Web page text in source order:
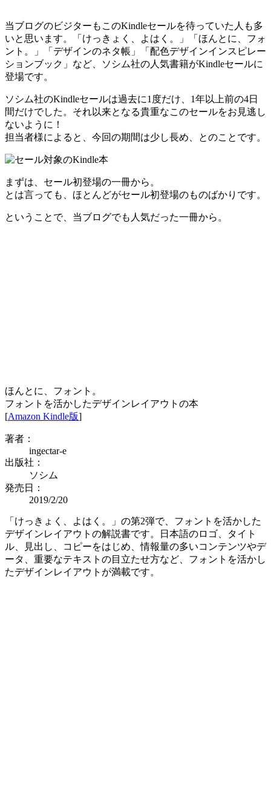
当ブログのビジターもこのKindleセールを待っていた人も多
いと思います。「けっきょく、よはく。」「ほんとに、フォ
ント。」「デザインのネタ帳」「配色デザインインスピレー
ションブック」など、ソシム社の人気書籍がKindleセールに
登場です。
ソシム社のKindleセールは過去に1度だけ、1年以上前の4日
間だけでした。それ以来となる貴重なこのセールをお見逃し
ないように！
担当者様によると、今回の期間は少し長め、とのことです。
まずは、セール初登場の一冊から。
とは言っても、ほとんどがセール初登場のものばかりです。
ということで、当ブログでも人気だった一冊から。
ほんとに、フォント。
フォントを活かしたデザインレイアウトの本
[Amazon Kindle版]
著者：
ingectar-e
出版社：
ソシム
発売日：
2019/2/20
「けっきょく、よはく。」の第2弾で、フォントを活かした
デザインレイアウトの解説書です。日本語のロゴ、タイト
ル、見出し、コピーをはじめ、情報量の多いコンテンツやデ
ータ、重要なテキストの目立たせ方など、フォントを活かし
たデザインレイアウトが満載です。